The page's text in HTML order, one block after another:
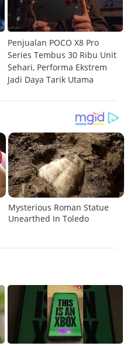
Penjualan POCO X8 Pro
Series Tembus 30 Ribu Unit
Sehari, Performa Ekstrem
Jadi Daya Tarik Utama